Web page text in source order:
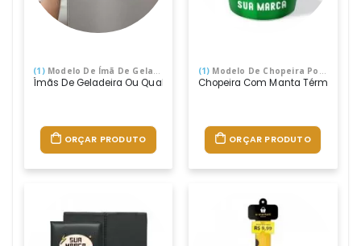
(1)Modelo De Ímã De Geladeira
Ímãs De Geladeira Ou Qualquer Superfície Metálica, Feitos De Psai
ORÇAR PRODUTO
(1) Modelo De Chopeira Portátil
Chopeira Com Manta Térmica,
ORÇAR PRODUTO